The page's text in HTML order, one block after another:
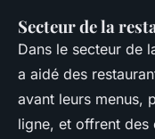
Secteur de la
Dans le secteur de
a aidé des
avant leurs menus,
ligne, et offrent des